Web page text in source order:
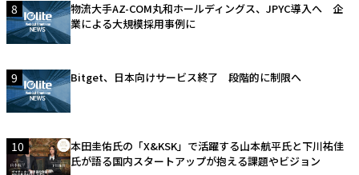
8
物流大手AZ-COM丸和ホールディングス、JPYC導入へ 企
業による大規模採用事例に
9 Bitget、日本向けサービス終了 段階的に制限へ
10
本田圭佑氏の「X&KSK」で活躍する山本航平氏と下川祐佳
氏が語る国内スタートアップが抱える課題やビジョン